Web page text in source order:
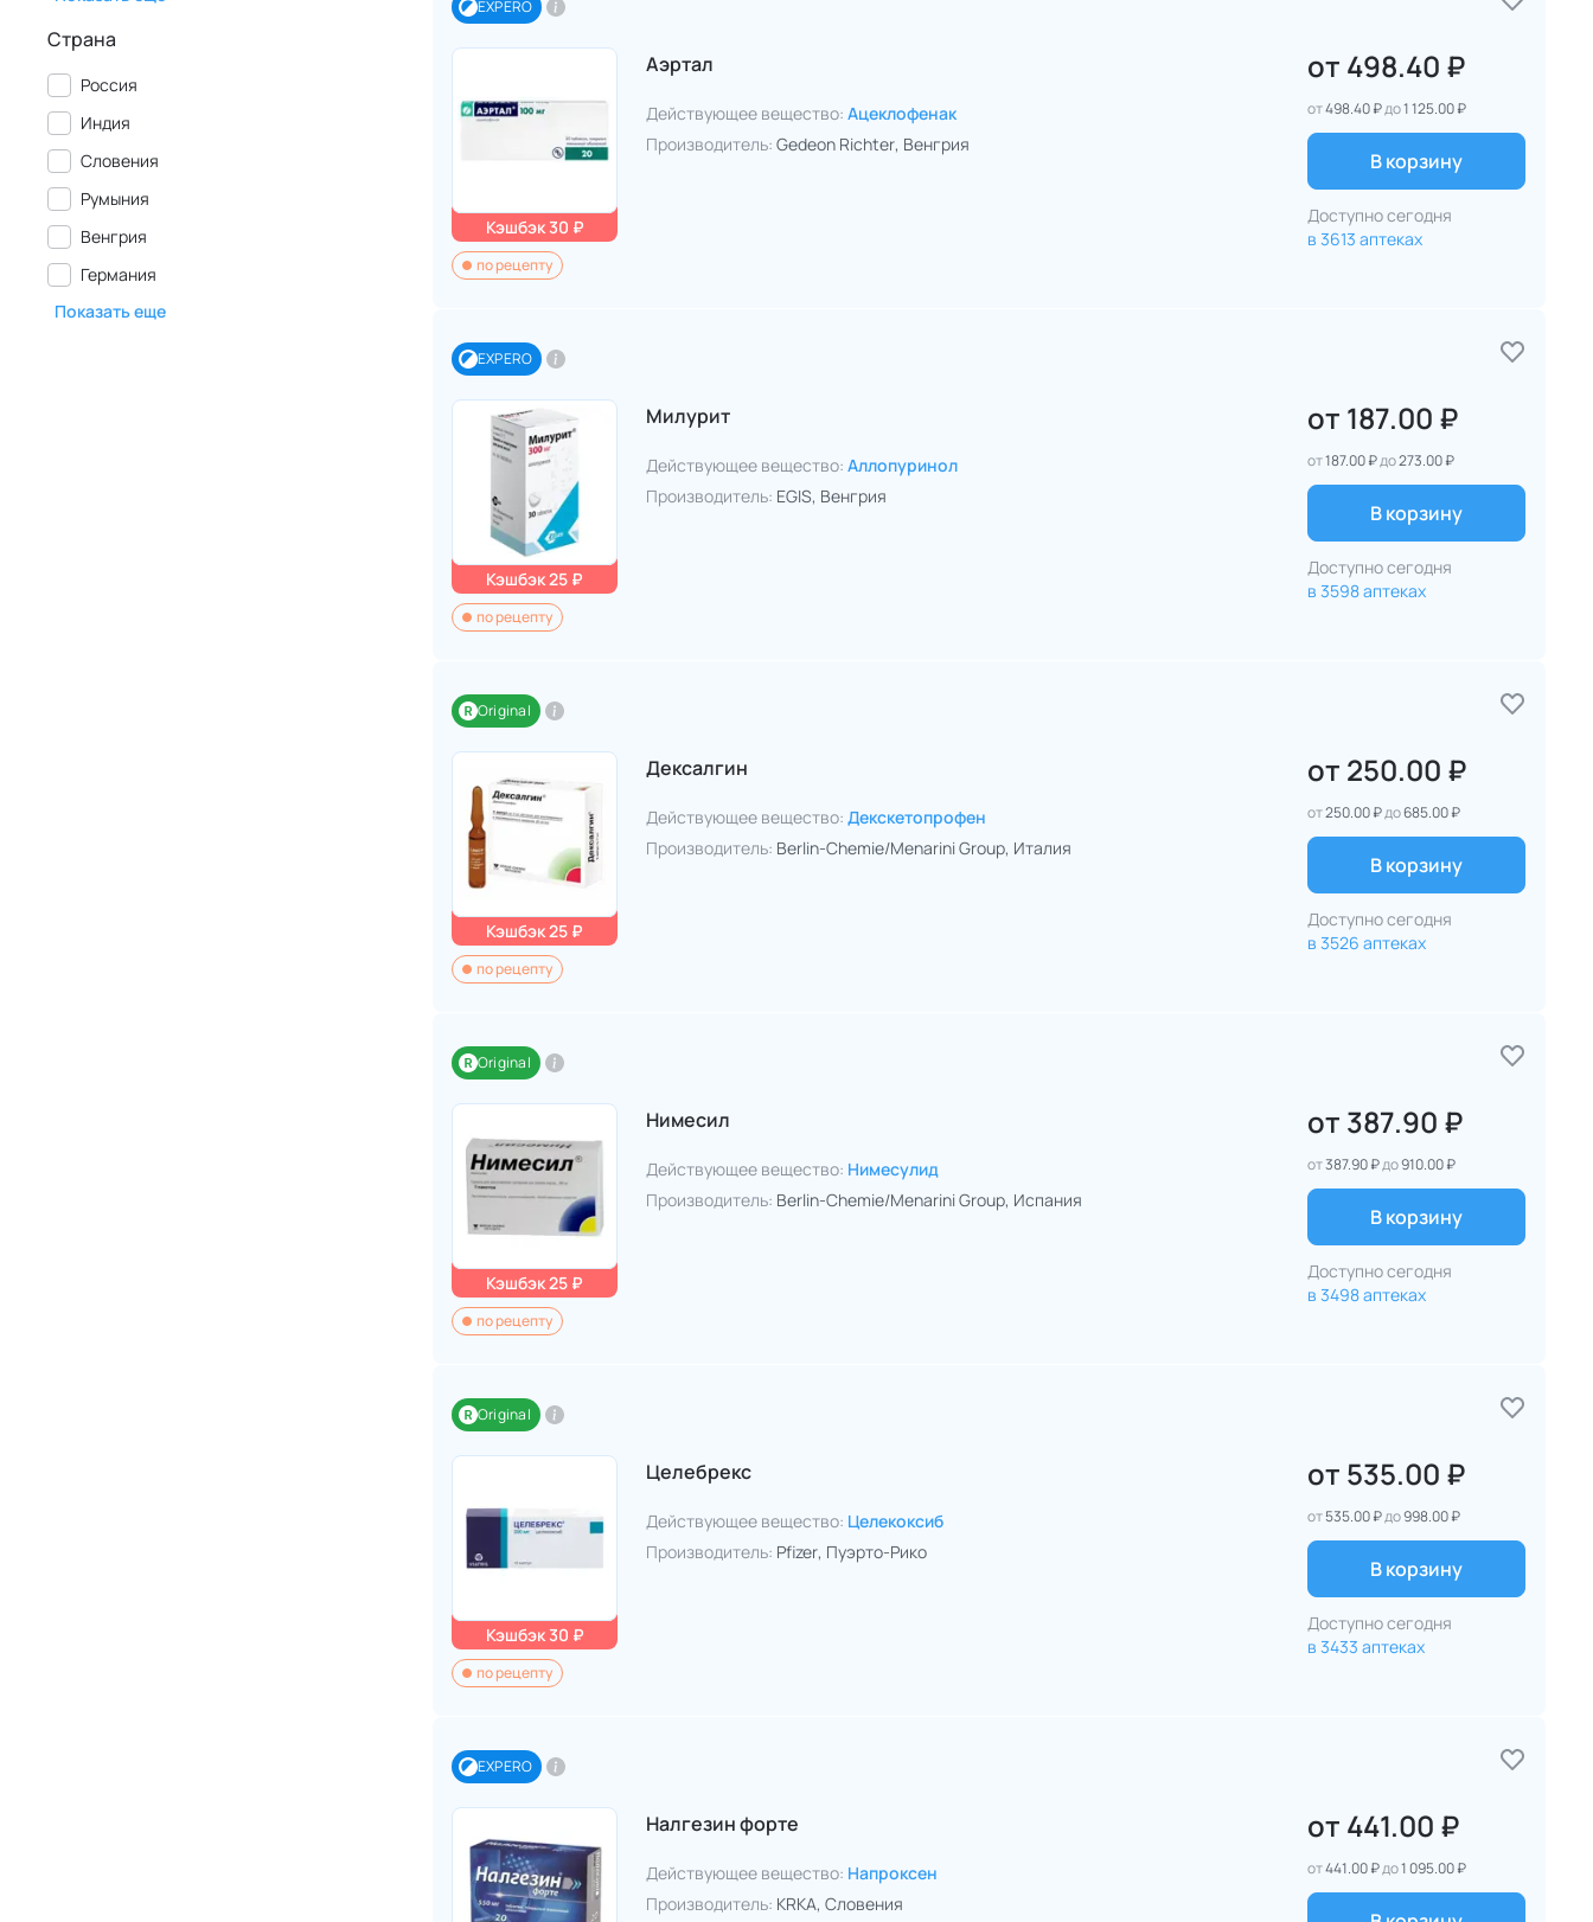
Страна
Россия
Индия
Словения
Румыния
Венгрия
Германия
Показать еще
EXPERO
Кэшбэк 30 ₽
по рецепту
Аэртал
Действующее вещество: Ацеклофенак
Производитель: Gedeon Richter, Венгрия
от 498.40 ₽
от498.40 ₽до1 125.00 ₽
В корзину
Доступно сегодня
в 3613 аптеках
EXPERO
Кэшбэк 25 ₽
по рецепту
Милурит
Действующее вещество: Аллопуринол
Производитель: EGIS, Венгрия
от 187.00 ₽
от187.00 ₽до273.00 ₽
В корзину
Доступно сегодня
в 3598 аптеках
Original
Кэшбэк 25 ₽
по рецепту
Дексалгин
Действующее вещество: Декскетопрофен
Производитель: Berlin-Chemie/Menarini Group, Италия
от 250.00 ₽
от250.00 ₽до685.00 ₽
В корзину
Доступно сегодня
в 3526 аптеках
Original
Кэшбэк 25 ₽
по рецепту
Нимесил
Действующее вещество: Нимесулид
Производитель: Berlin-Chemie/Menarini Group, Испания
от 387.90 ₽
от387.90 ₽до910.00 ₽
В корзину
Доступно сегодня
в 3498 аптеках
Original
Кэшбэк 30 ₽
по рецепту
Целебрекс
Действующее вещество: Целекоксиб
Производитель: Pfizer, Пуэрто-Рико
от 535.00 ₽
от535.00 ₽до998.00 ₽
В корзину
Доступно сегодня
в 3433 аптеках
EXPERO
Налгезин форте
Действующее вещество: Напроксен
Производитель: KRKA, Словения
от 441.00 ₽
от441.00 ₽до1 095.00 ₽